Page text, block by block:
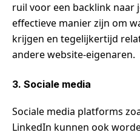
ruil voor een backlink naar
effectieve manier zijn om
krijgen en tegelijkertijd
andere website-eigenaren.
3. Sociale media
Sociale media platforms
LinkedIn kunnen ook